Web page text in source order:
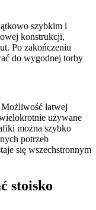
szybkim i
konstrukcji,
Po zakończeniu
do wygodnej torby
łatwej
używane
można szybko
potrzeb
się wszechstronnym
stoisko